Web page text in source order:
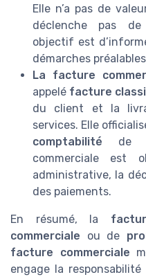
Elle n’a pas de
déclenche pas de
objectif est
démarches
La facture
appelé facture
du client et la
services. Elle
comptabilité de
commerciale est
administrative, la
des paiements.
En résumé, la
commerciale ou de
facture commerciale
engage la